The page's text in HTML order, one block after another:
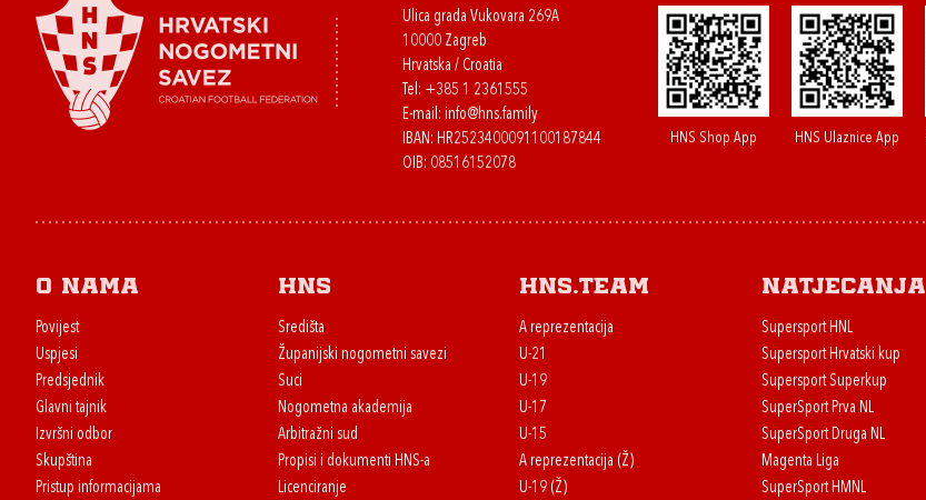
Ulica grada Vukovara 269A
10000 Zagreb
Hrvatska / Croatia
Tel: +385 1 2361555
E-mail: info@hns.family
IBAN: HR2523400091100187844
OIB: 08516152078
HNS Shop App HNS Ulaznice App
O nama
Povijest
Uspjesi
Predsjednik
Glavni tajnik
Izvršni odbor
Skupština
Pristup informacijama
HNS
Središta
Županijski nogometni savezi
Suci
Nogometna akademija
Arbitražni sud
Propisi i dokumenti HNS-a
Licenciranje
HNS.team
A reprezentacija
U-21
U-19
U-17
U-15
A reprezentacija (Ž)
U-19 (Ž)
Natjecanja
Supersport HNL
Supersport Hrvatski kup
Supersport Superkup
SuperSport Prva NL
SuperSport Druga NL
Magenta Liga
SuperSport HMNL